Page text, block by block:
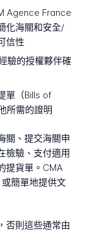
Agence France
化海關和安全/
信性
驗的授權夥伴確
單（Bills of
所需的證明
關、提交海關申
檢驗、支付適用
提貨單。CMA
簡單地提供文
否則這些通常由